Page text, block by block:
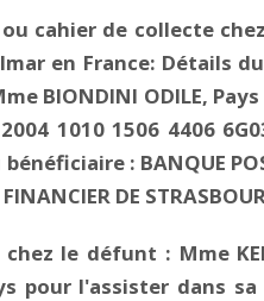
cahier de collecte
en France: Détails
BIONDINI ODILE,
1010 1506 4406
: BANQUE
DE
le défunt : Mme
pour l'assister dans sa